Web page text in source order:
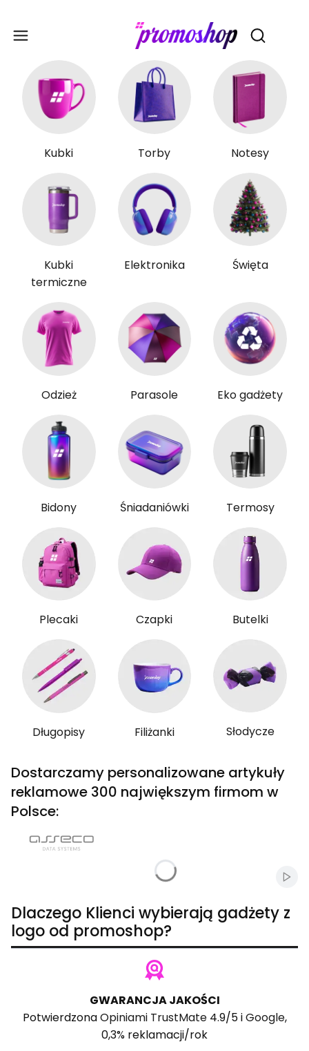
Otwórz
Kubki Torby Notesy
Kubki
termiczne
Elektronika Święta
Odzież Parasole Eko gadżety
Bidony Śniadaniówki Termosy
Plecaki Czapki Butelki
Długopisy Filiżanki Słodycze
Dostarczamy personalizowane artykuły
reklamowe 300 największym firmom w
Polsce:
Dlaczego Klienci wybierają gadżety z
logo od promoshop?
GWARANCJA JAKOŚCI
PotwierdzonaOpiniami TrustMate4.9/5 iGoogle,
0,3% reklamacji/rok